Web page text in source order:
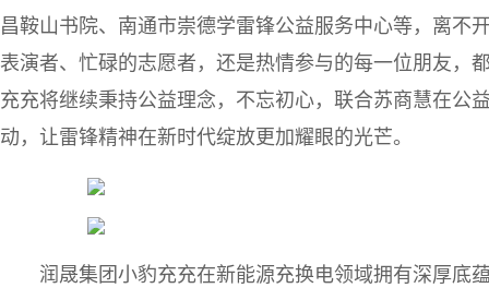
昌鞍山书院、南通市崇德学雷锋公益服务中心等，离不
表演者、忙碌的志愿者，还是热情参与的每一位朋友，
充充将继续秉持公益理念，不忘初心，联合苏商慧在公
动，让雷锋精神在新时代绽放更加耀眼的光芒。
润晟集团小豹充充在新能源充换电领域拥有深厚底